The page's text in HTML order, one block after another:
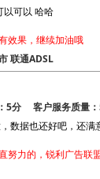
以可以 哈哈
效果，继续加油哦
联通ADSL
5分 客户服务质量
数据也还好吧，还满
努力的，锐利广告